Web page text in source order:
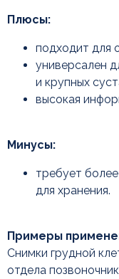
Плюсы:
подходит для
универсален
и крупных
высокая
Минусы:
требует
для хранения.
Примеры
Снимки грудной
отдела
Гид по выбору:
к формату